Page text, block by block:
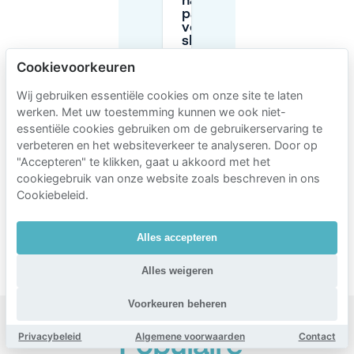
parkeren
voor een
show bij
Hoe werkt
vooraf
reserveren
van
parkeren
op
Muziekcafé
De Paap?
Populaire
Cookievoorkeuren
Wij gebruiken essentiële cookies om onze site te laten
werken. Met uw toestemming kunnen we ook niet-
essentiële cookies gebruiken om de gebruikerservaring te
verbeteren en het websiteverkeer te analyseren. Door op
"Accepteren" te klikken, gaat u akkoord met het
cookiegebruik van onze website zoals beschreven in ons
Cookiebeleid.
Alles accepteren
Alles weigeren
Voorkeuren beheren
Privacybeleid Algemene voorwaarden Contact